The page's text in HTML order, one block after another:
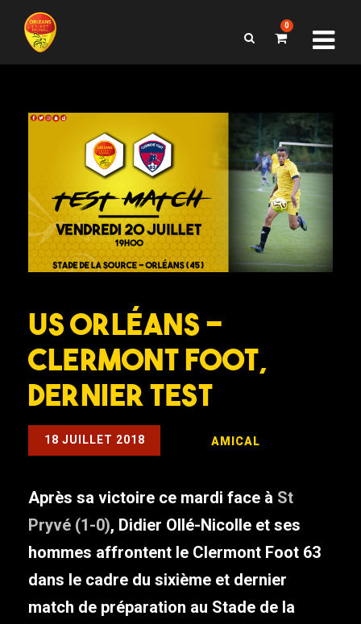
0
US Orléans –
Clermont Foot,
dernier test
18 JUILLET 2018 AMICAL
Après sa victoire ce mardi face à St
Pryvé (1-0), Didier Ollé-Nicolle et ses
hommes affrontent le Clermont Foot 63
dans le cadre du sixième et dernier
match de préparation au Stade de la